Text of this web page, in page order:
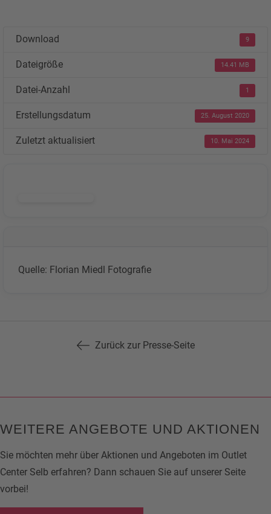
Download 9
Dateigröße 14.41 MB
Datei-Anzahl 1
Erstellungsdatum 25. August 2020
Zuletzt aktualisiert 10. Mai 2024
Quelle: Florian Miedl Fotografie
Zurück zur Presse-Seite
WEITERE ANGEBOTE UND AKTIONEN
Sie möchten mehr über Aktionen und Angeboten im Outlet
Center Selb erfahren? Dann schauen Sie auf unserer Seite
vorbei!